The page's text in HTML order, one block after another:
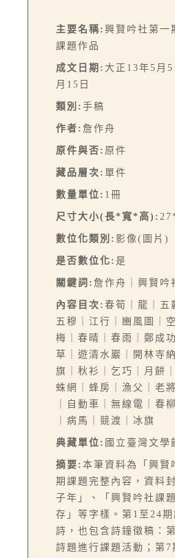
主要名稱: 興賢吟社第一
課題作品
成文日期: 大正13年5月
月15日
類別: 手稿
作者: 詹作舟
原件與否: 原件
藏品層次: 單件
數量單位: 1冊
尺寸大小(長*寬*高):
數位化類別: 影像(圖片)
是否數位化: 是
關鍵詞: 詹作舟｜興賢吟
內容目次: 春筍｜龍｜五
五穆｜江行｜豳風圖｜
梅｜春晴｜春雨｜鄭成
草｜遊清水巖｜開林寺
旗｜秋衫｜乞巧｜月餅
蛛網｜蜂房｜漁父｜老
｜自動車｜無線電｜春
｜病馬｜競渡｜冰旗
典藏單位: 國立臺灣文學
摘要: 本筆資料為「興賢
期課題完整內容，資料
子年」、「興賢吟社課
存」等字樣。第1至24
詩，也包含詩鐘徵稿：
詩題進行課題活動；第7